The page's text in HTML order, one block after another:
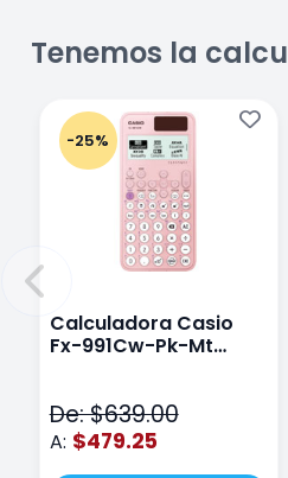
Tenemos la
-25%
Calculadora Casio
Fx-991Cw-Pk-Mt
De: $639.00
A: $479.25